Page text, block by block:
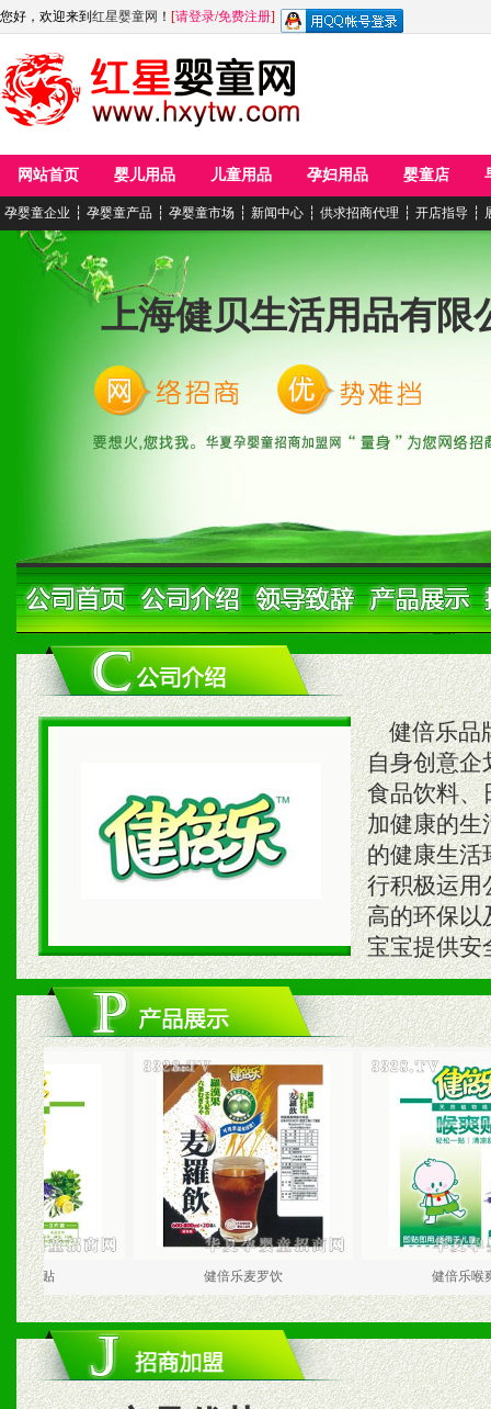
您好，欢迎来到 红星婴童网 ！ [请登录/免费注册]
网站首页 婴儿用品 儿童用品 孕妇用品 婴童店
孕婴童企业 ┆ 孕婴童产品 ┆ 孕婴童市场 ┆ 新闻中心 ┆ 供求招商代理 ┆ 开店指导 ┆
上海健贝生活用品有限
健倍乐品
自身创意企
食品饮料、
加健康的生
的健康生活
行积极运用
高的环保
宝宝提供安
胸舒贴 健倍乐麦罗饮 健倍乐喉